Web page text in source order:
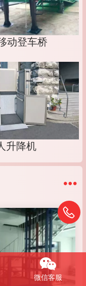
动登车桥
升降机
微信客服